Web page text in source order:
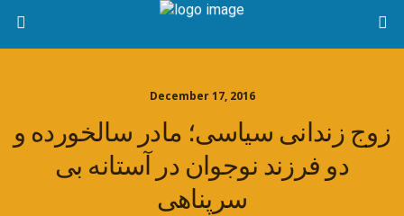
December 17, 2016
زوج زندانی سیاسی؛ مادر سالخورده و
دو فرزند نوجوان در آستانه بی
سرپناهی